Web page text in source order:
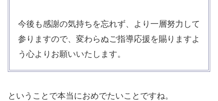
今後も感謝の気持ちを忘れず、より一層努力して
参りますので、変わらぬご指導応援を賜りますよ
う心よりお願いいたします。
ということで本当におめでたいことですね。